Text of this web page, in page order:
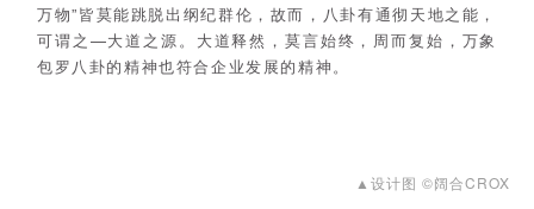
万物”皆莫能跳脱出纲纪群伦，故而，八卦有通彻天地之能，
可谓之—大道之源。大道释然，莫言始终，周而复始，万象
包罗八卦的精神也符合企业发展的精神。
▲设计图 ©阔合CROX